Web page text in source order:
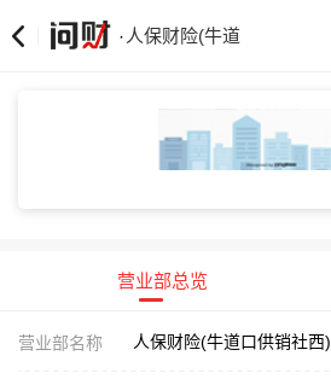
· 人保财险(牛道口供销社西)
营业部总览
营业部名称 人保财险(牛道口供销社西)